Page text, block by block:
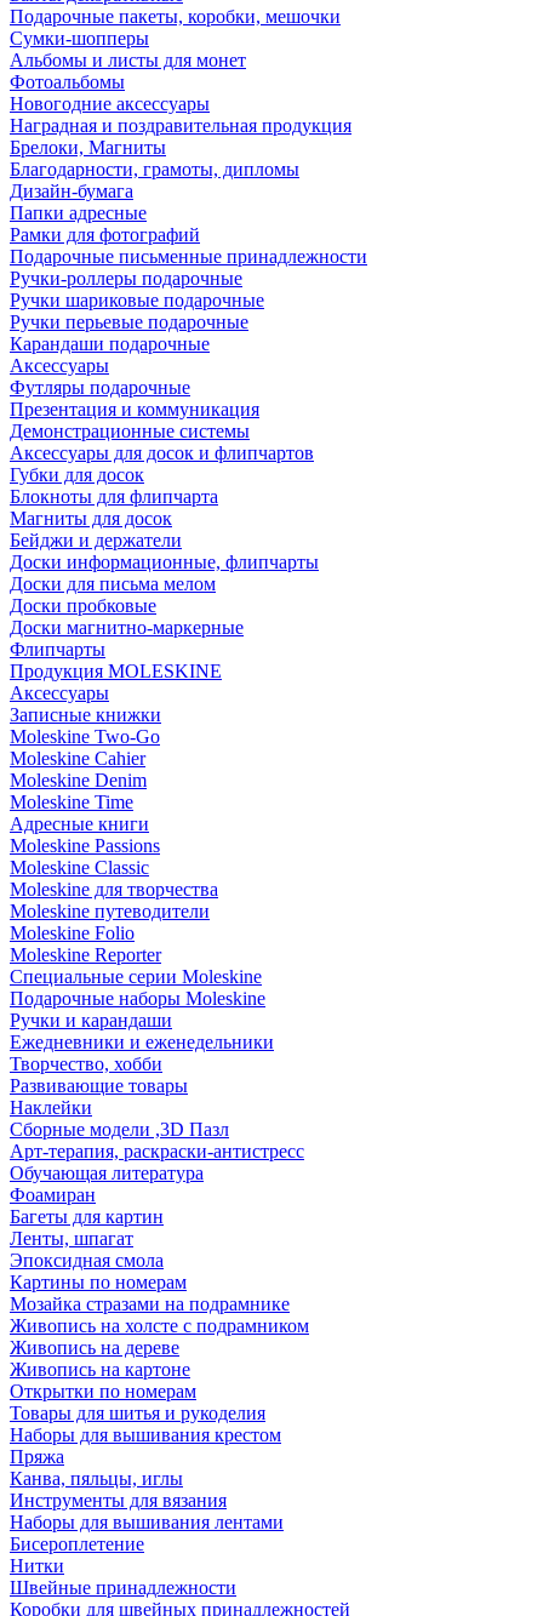
Подарочные пакеты, коробки, мешочки
Сумки-шопперы
Альбомы и листы для монет
Фотоальбомы
Новогодние аксессуары
Наградная и поздравительная продукция
Брелоки, Магниты
Благодарности, грамоты, дипломы
Дизайн-бумага
Папки адресные
Рамки для фотографий
Подарочные письменные принадлежности
Ручки-роллеры подарочные
Ручки шариковые подарочные
Ручки перьевые подарочные
Карандаши подарочные
Аксессуары
Футляры подарочные
Презентация и коммуникация
Демонстрационные системы
Аксессуары для досок и флипчартов
Губки для досок
Блокноты для флипчарта
Магниты для досок
Бейджи и держатели
Доски информационные, флипчарты
Доски для письма мелом
Доски пробковые
Доски магнитно-маркерные
Флипчарты
Продукция MOLESKINE
Аксессуары
Записные книжки
Moleskine Two-Go
Moleskine Cahier
Moleskine Denim
Moleskine Time
Адресные книги
Moleskine Passions
Moleskine Classic
Moleskine для творчества
Moleskine путеводители
Moleskine Folio
Moleskine Reporter
Специальные серии Moleskine
Подарочные наборы Moleskine
Ручки и карандаши
Ежедневники и еженедельники
Творчество, хобби
Развивающие товары
Наклейки
Сборные модели ,3D Пазл
Арт-терапия, раскраски-антистресс
Обучающая литература
Фоамиран
Багеты для картин
Ленты, шпагат
Эпоксидная смола
Картины по номерам
Мозайка стразами на подрамнике
Живопись на холсте с подрамником
Живопись на дереве
Живопись на картоне
Открытки по номерам
Товары для шитья и рукоделия
Наборы для вышивания крестом
Пряжа
Канва, пяльцы, иглы
Инструменты для вязания
Наборы для вышивания лентами
Бисероплетение
Нитки
Швейные принадлежности
Коробки для швейных принадлежностей